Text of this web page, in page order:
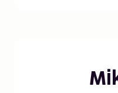
Qissa Khawani
Mahabat Khanin